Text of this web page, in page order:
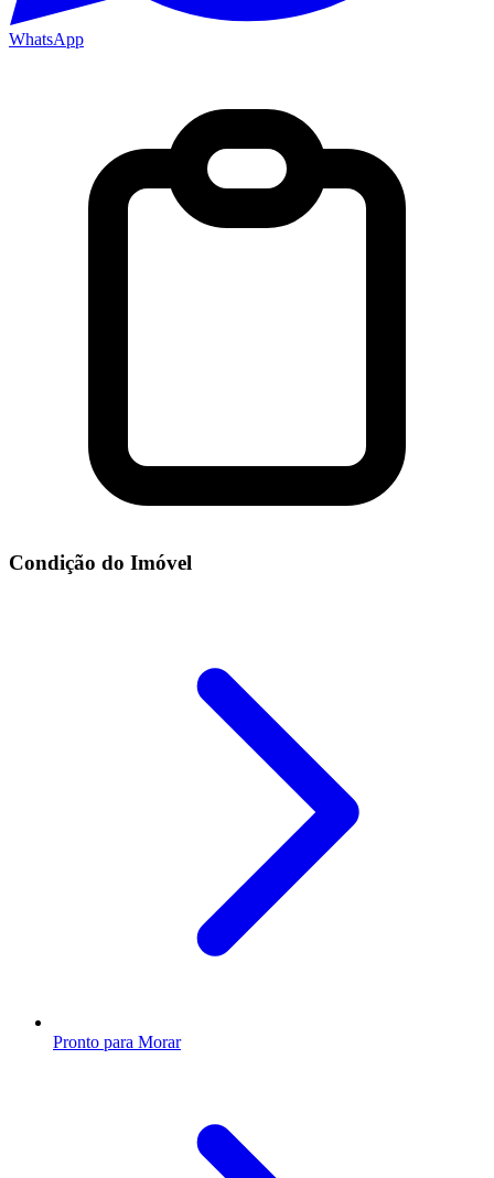
WhatsApp
Condição do Imóvel
Pronto para Morar